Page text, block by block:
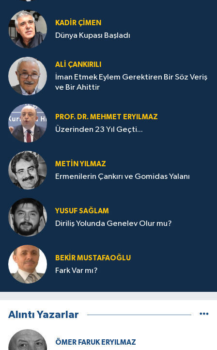
KADIR ÇIMEN
Dünya Kupası Başladı
ALI ÇANKIRILI
İman Etmek Eylem Gerektiren Bir Söz Veriş
ve Bir Ahittir
PROF. DR. MEHMET ERYILMAZ
Üzerinden 23 Yıl Geçti...
METIN YILMAZ
Ermenilerin Çankırı ve Gomidas Yalanı
YUSUF SAĞLAM
Diriliş Yolunda Genelev Olur mu?
BEKIR MUSTAFAOĞLU
Fark Var mı?
Alıntı Yazarlar
ÖMER FARUK ERYILMAZ